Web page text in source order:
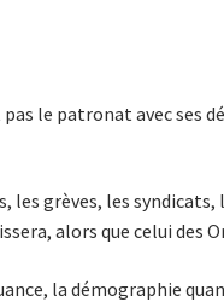
le patronat avec ses
grèves, les syndicats,
alors que celui des
la dé­mo­graphie